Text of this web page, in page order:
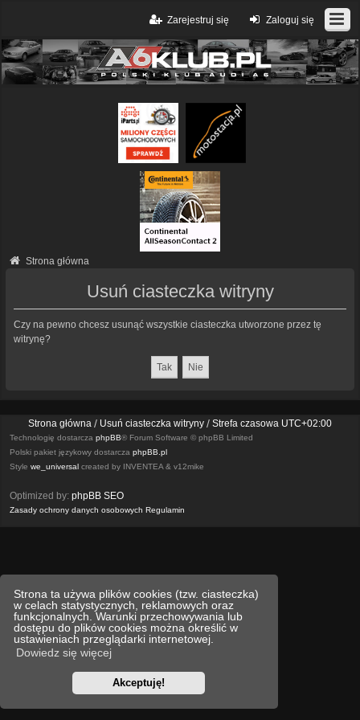
Strona ta używa plików cookies (tzw. ciasteczka)
w celach statystycznych, reklamowych oraz
funkcjonalnych. Warunki przechowywania lub
dostępu do plików cookies można określić w
ustawieniach przeglądarki internetowej.
Dowiedz się więcej
Akceptuję!
Zaloguj się
Zarejestruj się
Strona główna
Usuń ciasteczka witryny
Czy na pewno chcesz usunąć wszystkie ciasteczka utworzone przez tę
witrynę?
Strona główna Usuń ciasteczka witryny Strefa czasowa UTC+02:00
Technologię dostarcza phpBB® Forum Software © phpBB Limited
Polski pakiet językowy dostarcza phpBB.pl
Style we_universal created by INVENTEA & v12mike
Optimized by: phpBB SEO
Zasady ochrony danych osobowych Regulamin